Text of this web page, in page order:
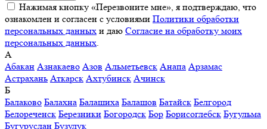
Нажимая кнопку «Перезвоните мне», я подтверждаю, что
ознакомлен и согласен с условиями Политики обработки
персональных данных и даю Согласие на обработку моих
персональных данных
А
Абакан Азнакаево Азов Альметьевск Анапа Арзамас
Астрахань Аткарск Ахтубинск Ачинск
Б
Балаково Балахна Балашиха Балашов Батайск Белгород
Белореченск Березники Богородск Бор Борисоглебск Бугульма
Бугуруслан Бузулук